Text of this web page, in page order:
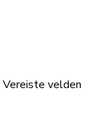
Vereiste velden